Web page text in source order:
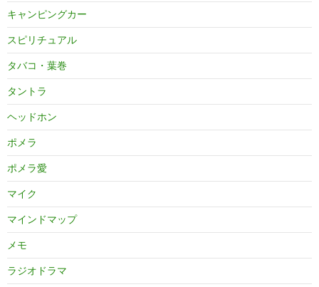
キャンピングカー
スピリチュアル
タバコ・葉巻
タントラ
ヘッドホン
ポメラ
ポメラ愛
マイク
マインドマップ
メモ
ラジオドラマ